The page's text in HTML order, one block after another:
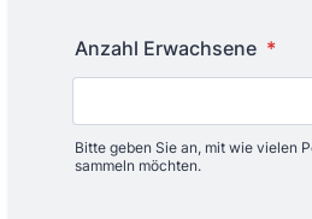
Anzahl Erwachsene *
Bitte geben Sie an, mit wie vielen
sammeln möchten.